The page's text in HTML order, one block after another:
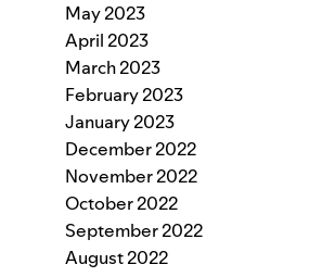
May 2023
April 2023
March 2023
February 2023
January 2023
December 2022
November 2022
October 2022
September 2022
August 2022